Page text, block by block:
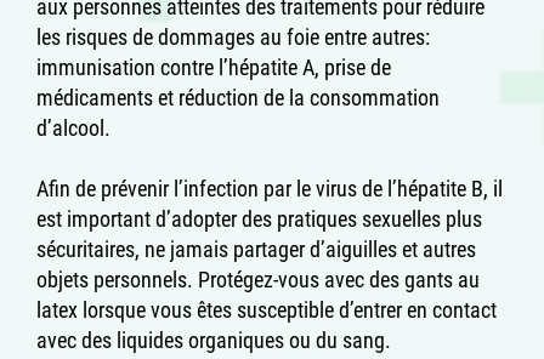
aux personnes atteintes des traitements pour réduire
les risques de dommages au foie entre autres:
immunisation contre l’hépatite A, prise de
médicaments et réduction de la consommation
d’alcool.
Afin de prévenir l’infection par le virus de l’hépatite B, il
est important d’adopter des pratiques sexuelles plus
sécuritaires, ne jamais partager d’aiguilles et autres
objets personnels. Protégez-vous avec des gants au
latex lorsque vous êtes susceptible d’entrer en contact
avec des liquides organiques ou du sang.